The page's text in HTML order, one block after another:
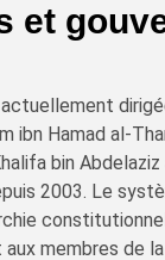
et
actuellement
ibn Hamad al-
bin
2003. Le
membres de